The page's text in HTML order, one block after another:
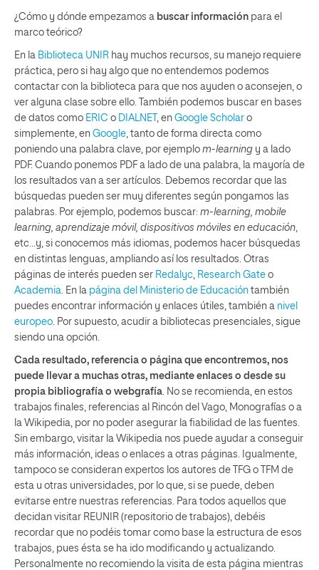
¿Cómo y dónde empezamos a buscar información para el
marco teórico?
En la Biblioteca UNIR hay muchos recursos, su manejo requiere
práctica, pero si hay algo que no entendemos podemos
contactar con la biblioteca para que nos ayuden o aconsejen, o
ver alguna clase sobre ello. También podemos buscar en bases
de datos como ERIC o DIALNET , en Google Scholar o
simplemente, en Google , tanto de forma directa como
poniendo una palabra clave, por ejemplo m-learning y a lado
PDF. Cuando ponemos PDF a lado de una palabra, la mayoría de
los resultados van a ser artículos. Debemos recordar que las
búsquedas pueden ser muy diferentes según pongamos las
palabras. Por ejemplo, podemos buscar: m-learning, mobile
learning, aprendizaje móvil, dispositivos móviles en educación
etc…y, si conocemos más idiomas, podemos hacer búsquedas
en distintas lenguas, ampliando así los resultados. Otras
páginas de interés pueden ser Redalyc Research Gate o
Academia . En la página del Ministerio de Educación también
puedes encontrar información y enlaces útiles, también a nivel
europeo . Por supuesto, acudir a bibliotecas presenciales, sigue
siendo una opción.
Cada resultado, referencia o página que encontremos, nos
puede llevar a muchas otras, mediante enlaces o desde su
propia bibliografía o webgrafía . No se recomienda, en estos
trabajos finales, referencias al Rincón del Vago, Monografías o a
la Wikipedia, por no poder asegurar la fiabilidad de las fuentes.
Sin embargo, visitar la Wikipedia nos puede ayudar a conseguir
más información, ideas o enlaces a otras páginas. Igualmente,
tampoco se consideran expertos los autores de TFG o TFM de
esta u otras universidades, por lo que, si se puede, deben
evitarse entre nuestras referencias. Para todos aquellos que
decidan visitar REUNIR (repositorio de trabajos), debéis
recordar que no podéis tomar como base la estructura de esos
trabajos, pues ésta se ha ido modificando y actualizando.
Personalmente no recomiendo la visita de esta página mientras